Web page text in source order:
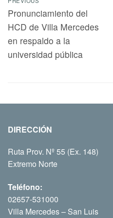
Pronunciamiento del
HCD de Villa Mercedes
en respaldo a la
universidad pública
DIRECCIÓN
Ruta Prov. Nº 55 (Ex. 148)
Extremo Norte
Teléfono:
02657-531000
Villa Mercedes – San Luis